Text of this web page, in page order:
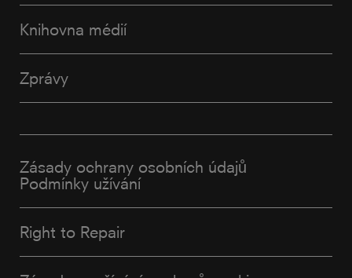
Knihovna médií
Zprávy
Zásady ochrany osobních údajů
Podmínky užívání
Right to Repair